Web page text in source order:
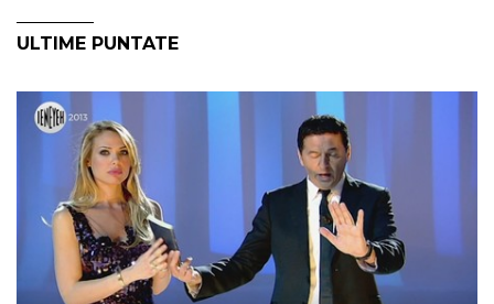
ULTIME PUNTATE